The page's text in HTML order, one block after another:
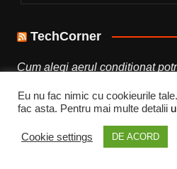
TechCorner
Cum alegi aerul condiționat
Samsung a lansat noua serie
Motorola a lansat motorola edge
Eu nu fac nimic cu cookieurile
fac asta. Pentru mai multe detalii
Cookie settings DE ACORD